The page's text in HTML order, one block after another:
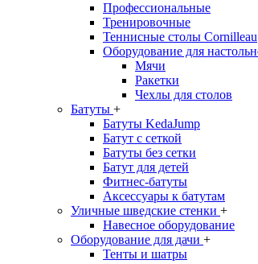
Профессиональные
Тренировочные
Теннисные столы Cornilleau
Оборудование для
Мячи
Ракетки
Чехлы для столов
Батуты +
Батуты KedaJump
Батут с сеткой
Батуты без сетки
Батут для детей
Фитнес-батуты
Аксессуары к батутам
Уличные шведские стенки +
Навесное оборудование
Оборудование для дачи +
Тенты и шатры